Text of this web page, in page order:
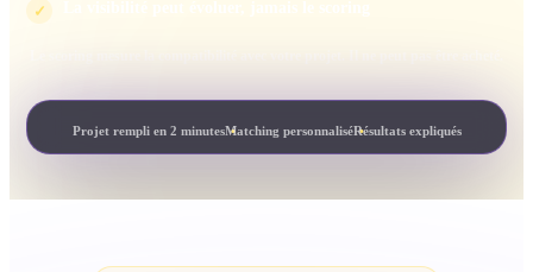
✓
Projet rempli en 2 minutesMatching personnaliséRésultats expliqués